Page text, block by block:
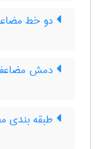
دو خط
دمش
طبقه بندی